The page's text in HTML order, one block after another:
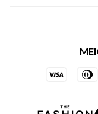
Trocas eVai de Visa
Azul